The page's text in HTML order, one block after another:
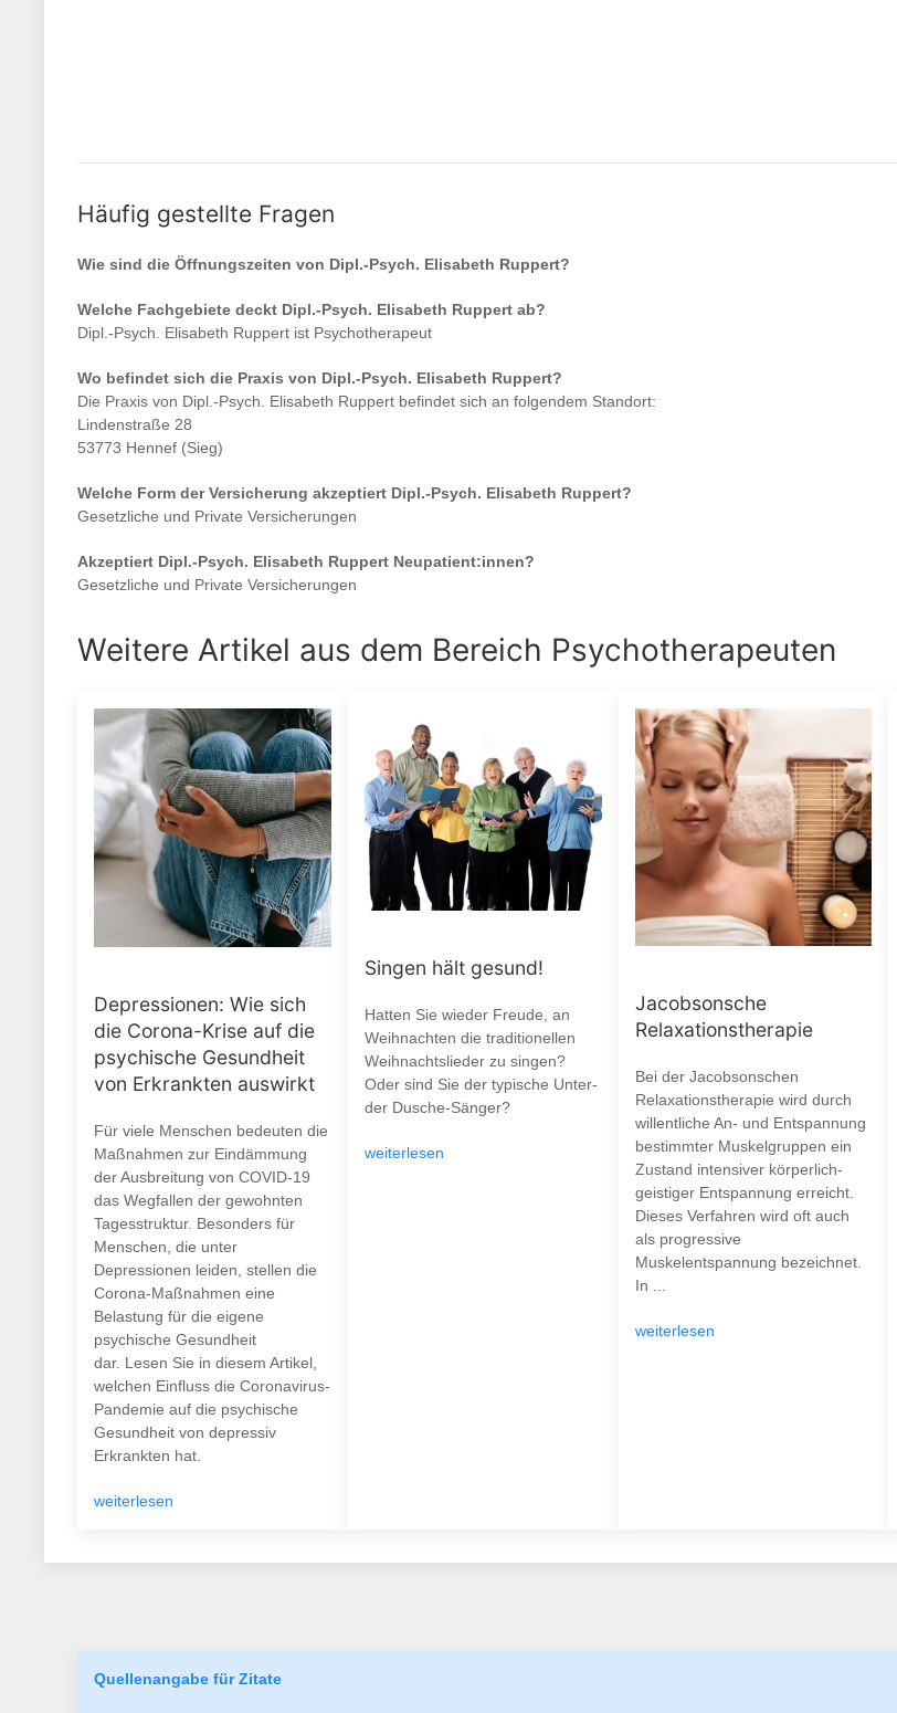
Häufig gestellte Fragen
Wie sind die Öffnungszeiten von Dipl.-Psych. Elisabeth Ruppert?
Welche Fachgebiete deckt Dipl.-Psych. Elisabeth Ruppert ab?
Dipl.-Psych. Elisabeth Ruppert ist Psychotherapeut
Wo befindet sich die Praxis von Dipl.-Psych. Elisabeth Ruppert?
Die Praxis von Dipl.-Psych. Elisabeth Ruppert befindet sich an folgendem Standort:
Lindenstraße 28
53773 Hennef (Sieg)
Welche Form der Versicherung akzeptiert Dipl.-Psych. Elisabeth Ruppert?
Gesetzliche und Private Versicherungen
Akzeptiert Dipl.-Psych. Elisabeth Ruppert Neupatient:innen?
Gesetzliche und Private Versicherungen
Weitere Artikel aus dem Bereich Psychotherapeuten
Depressionen: Wie sich
die Corona-Krise auf die
psychische Gesundheit
von Erkrankten auswirkt
Für viele Menschen bedeuten die
Maßnahmen zur Eindämmung
der Ausbreitung von COVID-19
das Wegfallen der gewohnten
Tagesstruktur. Besonders für
Menschen, die unter
Depressionen leiden, stellen die
Corona-Maßnahmen eine
Belastung für die eigene
psychische Gesundheit
dar. Lesen Sie in diesem Artikel,
welchen Einfluss die Coronavirus-
Pandemie auf die psychische
Gesundheit von depressiv
Erkrankten hat.
weiterlesen
Singen hält gesund!
Hatten Sie wieder Freude, an
Weihnachten die traditionellen
Weihnachtslieder zu singen?
Oder sind Sie der typische Unter-
der Dusche-Sänger?
weiterlesen
Jacobsonsche
Relaxationstherapie
Bei der Jacobsonschen
Relaxationstherapie wird durch
willentliche An- und Entspannung
bestimmter Muskelgruppen ein
Zustand intensiver körperlich-
geistiger Entspannung erreicht.
Dieses Verfahren wird oft auch
als progressive
Muskelentspannung bezeichnet.
In ...
weiterlesen
Quellenangabe für Zitate